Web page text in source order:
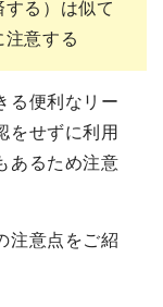
る）は似て
注意する
る便利なリー
をせずに利用
あるため注意
注意点をご紹